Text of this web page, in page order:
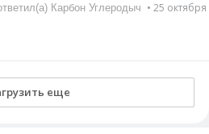
Карбон Углеродыч • 25 октября
еще